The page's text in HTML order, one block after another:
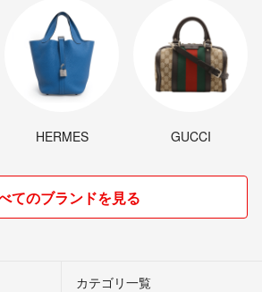
HERMES GUCCI
てのブランドを見る
カテゴリ一覧